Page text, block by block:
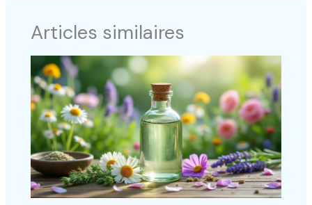
Articles similaires